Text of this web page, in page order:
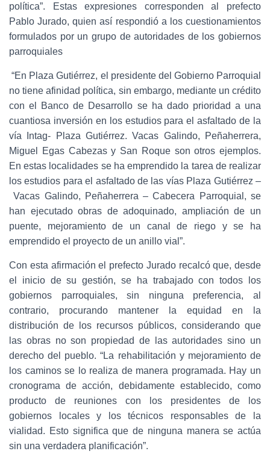
política”. Estas expresiones corresponden al prefecto
Pablo Jurado, quien así respondió a los cuestionamientos
formulados por un grupo de autoridades de los gobiernos
parroquiales
“En Plaza Gutiérrez, el presidente del Gobierno Parroquial
no tiene afinidad política, sin embargo, mediante un crédito
con el Banco de Desarrollo se ha dado prioridad a una
cuantiosa inversión en los estudios para el asfaltado de la
vía Intag- Plaza Gutiérrez. Vacas Galindo, Peñaherrera,
Miguel Egas Cabezas y San Roque son otros ejemplos.
En estas localidades se ha emprendido la tarea de realizar
los estudios para el asfaltado de las vías Plaza Gutiérrez –
Vacas Galindo, Peñaherrera – Cabecera Parroquial, se
han ejecutado obras de adoquinado, ampliación de un
puente, mejoramiento de un canal de riego y se ha
emprendido el proyecto de un anillo vial”.
Con esta afirmación el prefecto Jurado recalcó que, desde
el inicio de su gestión, se ha trabajado con todos los
gobiernos parroquiales, sin ninguna preferencia, al
contrario, procurando mantener la equidad en la
distribución de los recursos públicos, considerando que
las obras no son propiedad de las autoridades sino un
derecho del pueblo. “La rehabilitación y mejoramiento de
los caminos se lo realiza de manera programada. Hay un
cronograma de acción, debidamente establecido, como
producto de reuniones con los presidentes de los
gobiernos locales y los técnicos responsables de la
vialidad. Esto significa que de ninguna manera se actúa
sin una verdadera planificación”.